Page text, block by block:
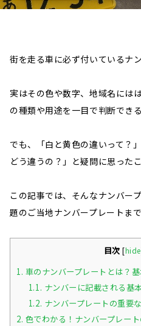
街を走る車に必ず付いているナ
実はその色や数字、地域名には
の種類や用途を一目で判断でき
でも、「白と黄色の違いって？
どう違うの？」と疑問に思った
この記事では、そんなナンバー
題のご当地ナンバープレートま
目次 [hide
1. 車のナンバープレートとは？
1.1. ナンバーに記載される基
1.2. ナンバープレートの重要
2. 色でわかる！ナンバープレー